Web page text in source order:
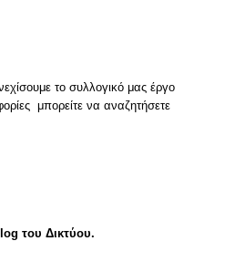
το συλλογικό μας έργο
μπορείτε να αναζητήσετε
του Δικτύου.